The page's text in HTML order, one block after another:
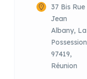
37 Bis Rue
Jean
Albany, La
Possession
97419,
Réunion